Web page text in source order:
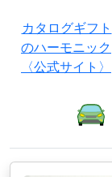
カタログギフト
のハーモニック
〈公式サイト〉